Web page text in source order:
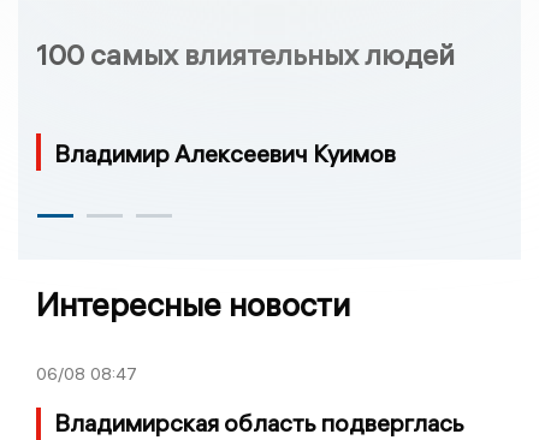
100 самых влиятельных людей
Владимир Алексеевич Куимов
Интересные новости
06/08 08:47
Владимирская область подверглась